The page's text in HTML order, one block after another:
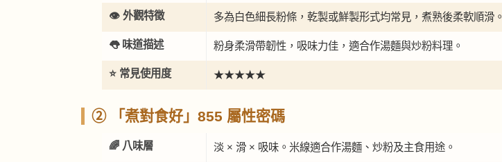
👁️ 外觀特徵 多為白色細長粉條，乾製或鮮製形式均常見，煮熟後柔軟順滑。
👅 味道描述 粉身柔滑帶韌性，吸味力佳，適合作湯麵與炒粉料理。
⭐ 常見使用度 ★★★★★
② 「煮對食好」855 屬性密碼
🌈 八味層 淡 × 滑 × 吸味。米線適合作湯麵、炒粉及主食用途。